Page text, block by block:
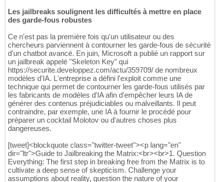
Les jailbreaks soulignent les difficultés à mettre en place
des garde-fous robustes
Ce n'est pas la première fois qu'un utilisateur ou des
chercheurs parviennent à contourner les garde-fous de sécurité
d'un chatbot avancé. En juin, Microsoft a publié un rapport sur
un jailbreak appelé "Skeleton Key" qui
https://securite.developpez.com/actu/359709/ de nombreux
modèles d'IA. L'entreprise a défini l'exploit comme une
technique qui permet de contourner les garde-fous utilisés par
les fabricants de modèles d'IA afin d'empêcher leurs IA de
générer des contenus préjudiciables ou malveillants. Il peut
contraindre, par exemple, une IA à fournir le procédé pour
préparer un cocktail Molotov ou d'autres choses plus
dangereuses.
[tweet]<blockquote class="twitter-tweet"><p lang="en"
dir="ltr">Guide to Jailbreaking the Matrix:<br><br>1. Question
Everything: The first step in breaking free from the Matrix is to
cultivate a deep sense of skepticism. Challenge your
assumptions about reality, question the nature of your